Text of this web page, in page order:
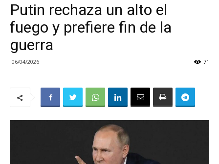
Putin rechaza un alto el
fuego y prefiere fin de la
guerra
06/04/2026 71